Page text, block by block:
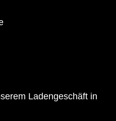
Ladengeschäft in